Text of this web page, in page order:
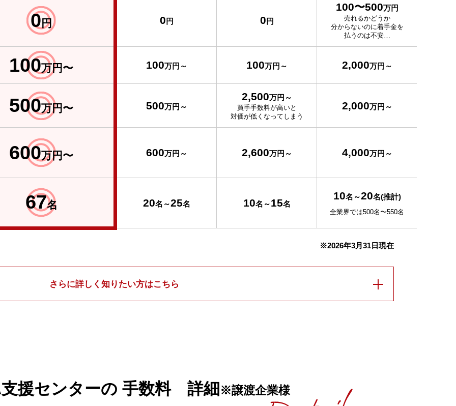
0 円 0 円 0 円
100〜500万円
売れるかどうか
分からないのに着手金を
払うのは不安…
100万円〜 100万円～ 100万円～ 2,000万円～
500万円〜 500万円～
2,500万円～
買手手数料が高いと
対価が低くなってしまう
2,000万円～
600万円〜 600万円～ 2,600万円～ 4,000万円～
67名 20名～25名 10名～15名
10名～20名(推計)
全業界では500名〜550名
※2026年3月31日現在
さらに詳しく知りたい方はこちら
援センターの 手数料 詳細 ※譲渡企業様